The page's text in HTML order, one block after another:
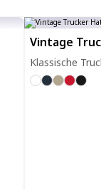
Vintage
Klassische